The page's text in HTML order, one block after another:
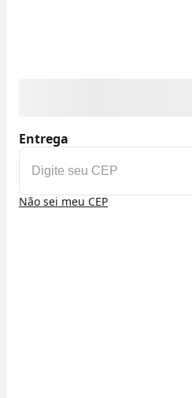
Entrega
Não sei meu CEP